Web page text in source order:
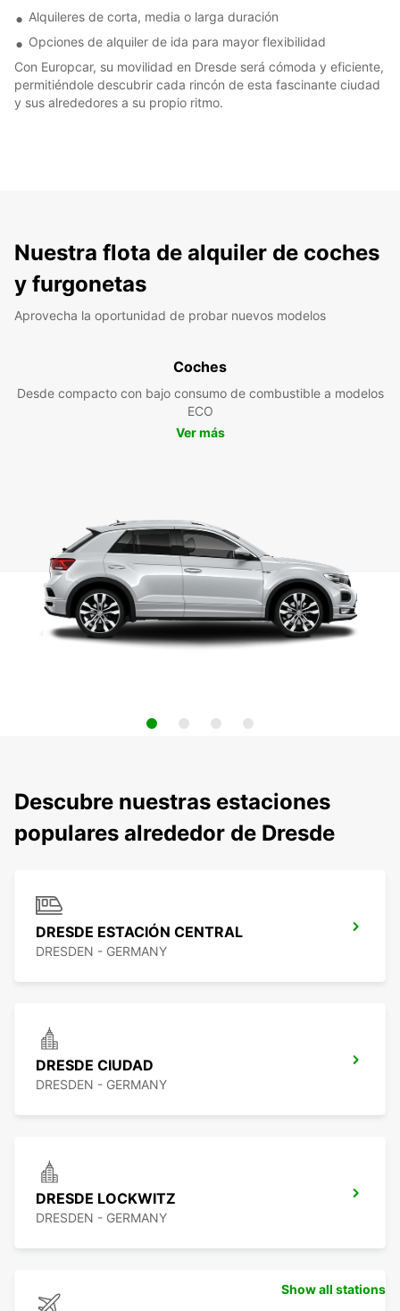
Alquileres de corta, media o larga duración
Opciones de alquiler de ida para mayor flexibilidad
Con Europcar, su movilidad en Dresde será cómoda y eficiente,
permitiéndole descubrir cada rincón de esta fascinante ciudad
y sus alrededores a su propio ritmo.
Nuestra flota de alquiler de coches
y furgonetas
Aprovecha la oportunidad de probar nuevos modelos
Coches
Desde compacto con bajo consumo de combustible a modelos
ECO
Ver más
Descubre nuestras estaciones
populares alrededor de Dresde
DRESDE ESTACIÓN CENTRAL
DRESDEN - GERMANY
DRESDE CIUDAD
DRESDEN - GERMANY
DRESDE LOCKWITZ
DRESDEN - GERMANY
Show all stations